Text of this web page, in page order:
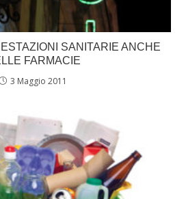
SANITARIE ANCHE
FARMACIE
3 Maggio 2011